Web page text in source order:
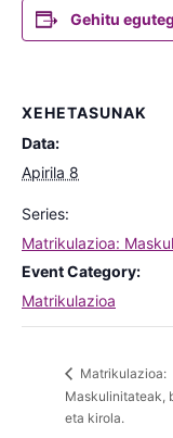
Gehitu
XEHETASUNAK
Data:
Apirila 8
Series:
Matrikulazioa:
Event Category:
Matrikulazioa
Matrikulazioa:
Maskulinitateak,
eta kirola.